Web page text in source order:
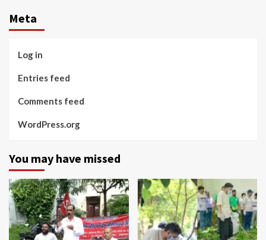
Meta
Log in
Entries feed
Comments feed
WordPress.org
You may have missed